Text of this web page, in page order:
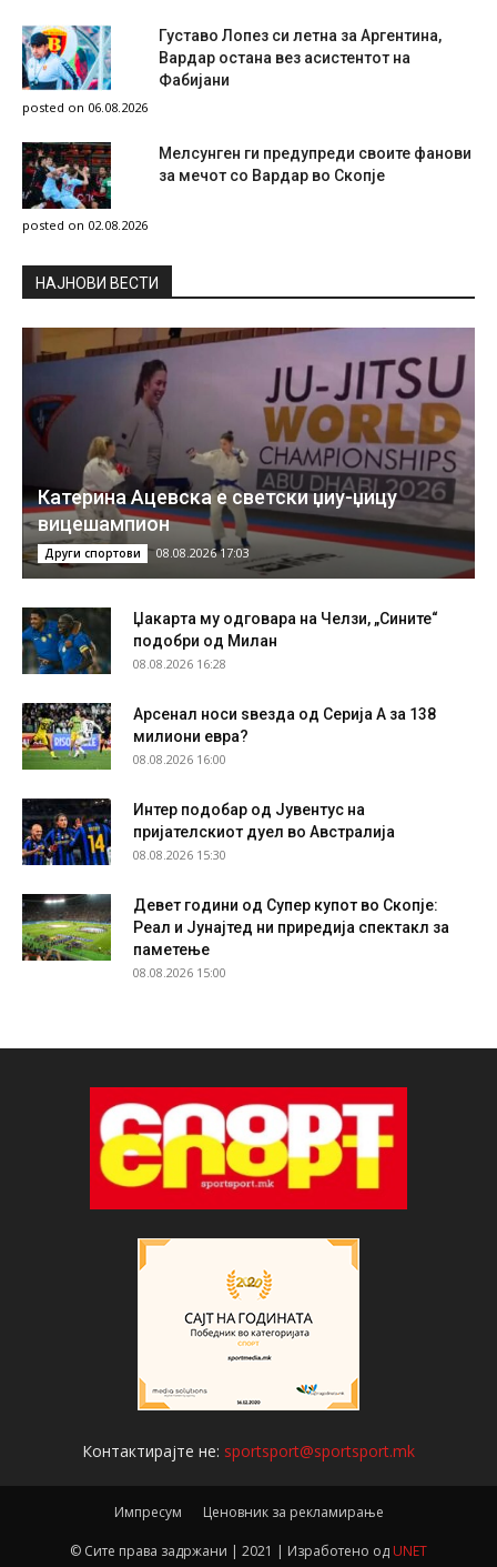
Густаво Лопез си летна за Аргентина,
Вардар остана вез асистентот на
Фабијани
posted on 06.08.2026
Мелсунген ги предупреди своите фанови
за мечот со Вардар во Скопје
posted on 02.08.2026
НAЈНОВИ ВЕСТИ
Катерина Ацевска е светски џиу-џицу
вицешампион
Други спортови 08.08.2026 17:03
Џакарта му одговара на Челзи, „Сините“
подобри од Милан
08.08.2026 16:28
Арсенал носи ѕвезда од Серија А за 138
милиони евра?
08.08.2026 16:00
Интер подобар од Јувентус на
пријателскиот дуел во Австралија
08.08.2026 15:30
Девет години од Супер купот во Скопје:
Реал и Јунајтед ни приредија спектакл за
паметење
08.08.2026 15:00
Контактирајте не: sportsport@sportsport.mk
Импресум Ценовник за рекламирање
© Сите права задржани | 2021 | Изработено од UNET